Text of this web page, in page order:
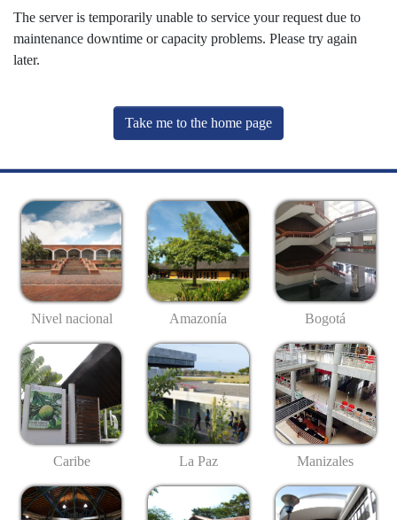
The server is temporarily unable to service your request due to
maintenance downtime or capacity problems. Please try again
later.
Take me to the home page
Nivel nacional Amazonía Bogotá
Caribe La Paz Manizales